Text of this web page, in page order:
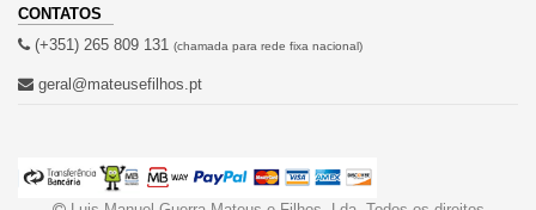
CONTATOS
(+351) 265 809 131 (chamada para rede fixa nacional)
geral@mateusefilhos.pt